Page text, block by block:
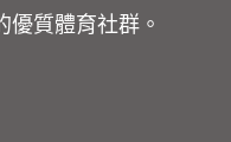
質體育社群。